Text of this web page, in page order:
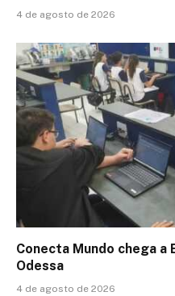
4 de agosto de 2026
Conecta Mundo chega a
Odessa
4 de agosto de 2026